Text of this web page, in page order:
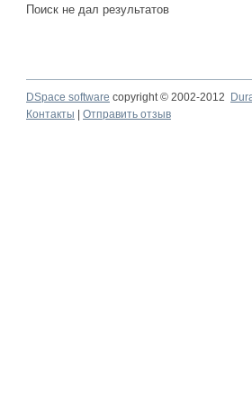
Поиск не дал результатов
DSpace software copyright © 2002-2012
Контакты
Отправить отзыв